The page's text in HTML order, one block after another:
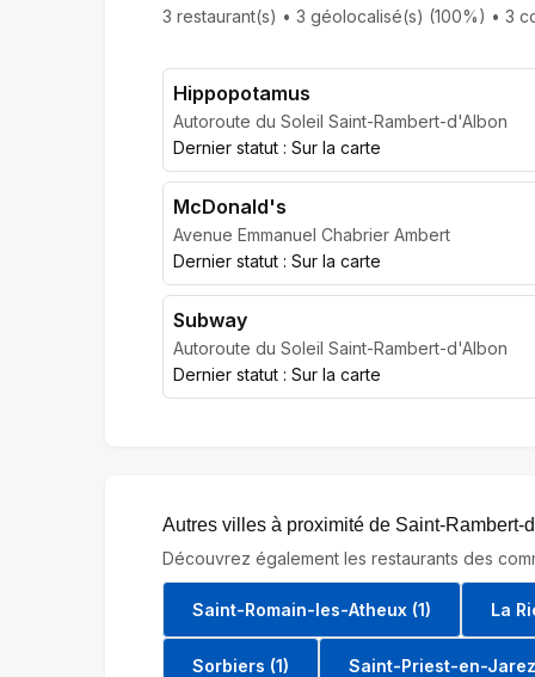
3 restaurant(s) • 3 géolocalisé(s) (100%) • 3
Hippopotamus
Autoroute du Soleil Saint-Rambert-d'Albon
Dernier statut : Sur la carte
McDonald's
Avenue Emmanuel Chabrier Ambert
Dernier statut : Sur la carte
Subway
Autoroute du Soleil Saint-Rambert-d'Albon
Dernier statut : Sur la carte
Autres villes à proximité de Saint-Rambert-
Découvrez également les restaurants des
Saint-Romain-les-Atheux (1) La
Sorbiers (1) Saint-Priest-en-Jarez